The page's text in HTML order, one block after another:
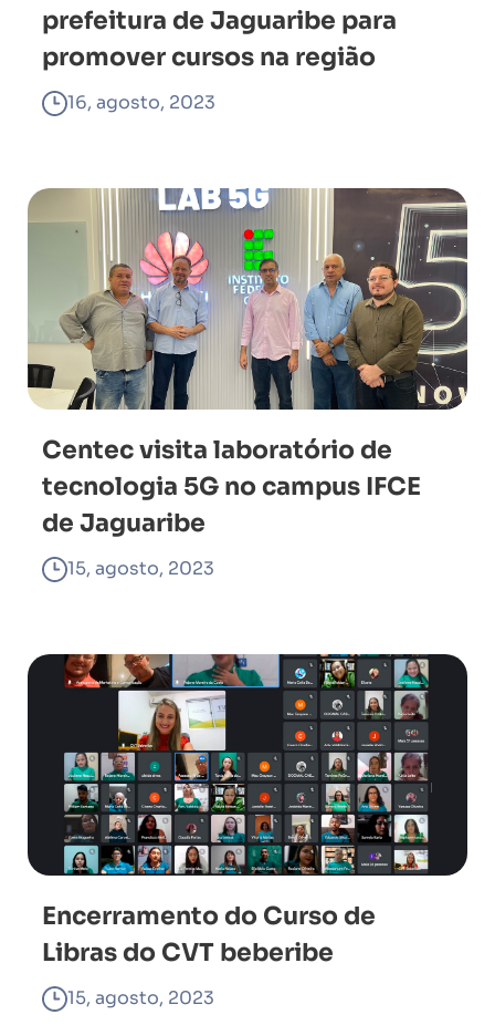
prefeitura de Jaguaribe para
promover cursos na região
16, agosto, 2023
Centec visita laboratório de
tecnologia 5G no campus IFCE
de Jaguaribe
15, agosto, 2023
Encerramento do Curso de
Libras do CVT beberibe
15, agosto, 2023